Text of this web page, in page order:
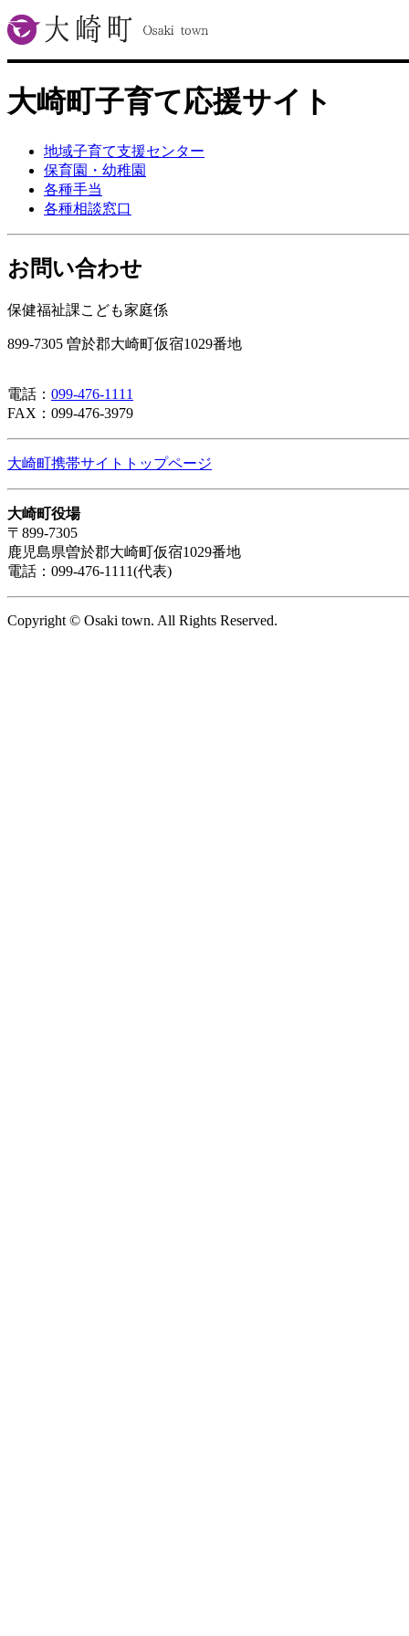
大崎町子育て応援サイト
地域子育て支援センター
保育園・幼稚園
各種手当
各種相談窓口
お問い合わせ
保健福祉課こども家庭係
899-7305 曽於郡大崎町仮宿1029番地
電話： 099-476-1111
FAX：099-476-3979
大崎町携帯サイトトップページ
大崎町役場
〒899-7305
鹿児島県曽於郡大崎町仮宿1029番地
電話：099-476-1111(代表)
Copyright © Osaki town. All Rights Reserved.